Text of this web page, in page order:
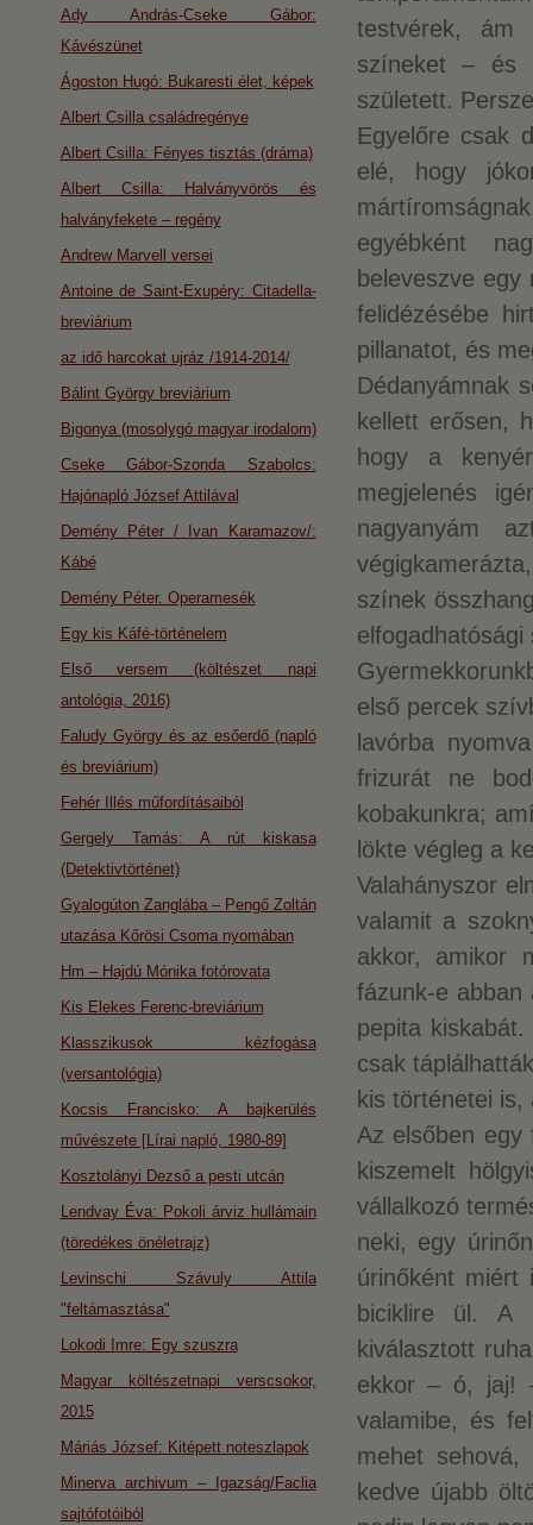
testvérek, ám
színeket – és
született.
Egyelőre csak
elé, hogy
egyébként
beleveszve
felidézésébe
pillanatot, és
Dédanyámnak
kellett erősen,
hogy a
megjelenés
nagyanyám
színek
elfogadhatósági
első percek
lavórba
frizurát ne
kobakunkra;
lökte végleg a
Valahányszor
valamit a
akkor, amikor
fázunk-e abban
pepita
csak
kis történetei
Az elsőben
kiszemelt
vállalkozó
neki, egy
úrinőként
biciklire ül. A
kiválasztott
ekkor – ó, jaj!
valamibe, és
mehet
kedve újabb
Ady András-Cseke Gábor:
Kávészünet
Ágoston Hugó: Bukaresti élet, képek
Albert Csilla családregénye
Albert Csilla: Fényes tisztás (dráma)
Albert Csilla: Halványvörös és
halványfekete – regény
Andrew Marvell versei
Antoine de Saint-Exupéry: Citadella-
breviárium
az idő harcokat ujráz /1914-2014/
Bálint György breviárium
Bigonya (mosolygó magyar irodalom)
Cseke Gábor-Szonda Szabolcs:
Hajónapló József Attilával
Demény Péter / Ivan Karamazov/:
Kábé
Demény Péter. Operamesék
Egy kis Káfé-történelem
Első versem (költészet napi
antológia, 2016)
Faludy György és az esőerdő (napló
és breviárium)
Fehér Illés műfordításaiból
Gergely Tamás: A rút kiskasa
(Detektivtörténet)
Gyalogúton Zanglába – Pengő Zoltán
utazása Kőrösi Csoma nyomában
Hm – Hajdú Mónika fotórovata
Kis Elekes Ferenc-breviárium
Klasszikusok kézfogása
(versantológia)
Kocsis Francisko: A bajkerülés
művészete [Lírai napló, 1980-89]
Kosztolányi Dezső a pesti utcán
Lendvay Éva: Pokoli árviz hullámain
(töredékes önéletrajz)
Levinschi Szávuly Attila
"feltámasztása"
Lokodi Imre: Egy szuszra
Magyar költészetnapi verscsokor,
2015
Máriás József: Kitépett noteszlapok
Minerva archivum – Igazság/Faclia
sajtófotóiból